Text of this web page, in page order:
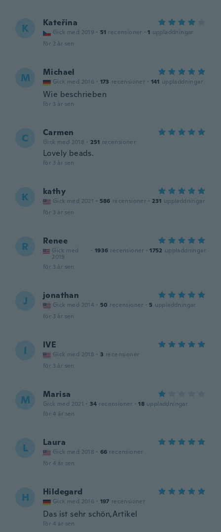
K Kateřina
Gick med 2019 · 51 recensioner · 1 uppladdningar
för 2 år sen
M Michael
Gick med 2016 · 173 recensioner · 141 uppladdningar
Wie beschrieben
för 3 år sen
C Carmen
Gick med 2018 · 251 recensioner
Lovely beads.
för 3 år sen
K kathy
Gick med 2021 · 586 recensioner · 231 uppladdningar
för 3 år sen
R Renee
Gick med
2019
· 1936 recensioner · 1752 uppladdningar
för 3 år sen
J jonathan
Gick med 2014 · 50 recensioner · 5 uppladdningar
för 3 år sen
I IVE
Gick med 2018 · 3 recensioner
för 3 år sen
M Marisa
Gick med 2021 · 34 recensioner · 18 uppladdningar
för 4 år sen
L Laura
Gick med 2018 · 66 recensioner
för 4 år sen
H Hildegard
Gick med 2016 · 197 recensioner
Das ist sehr schön,Artikel
för 4 år sen